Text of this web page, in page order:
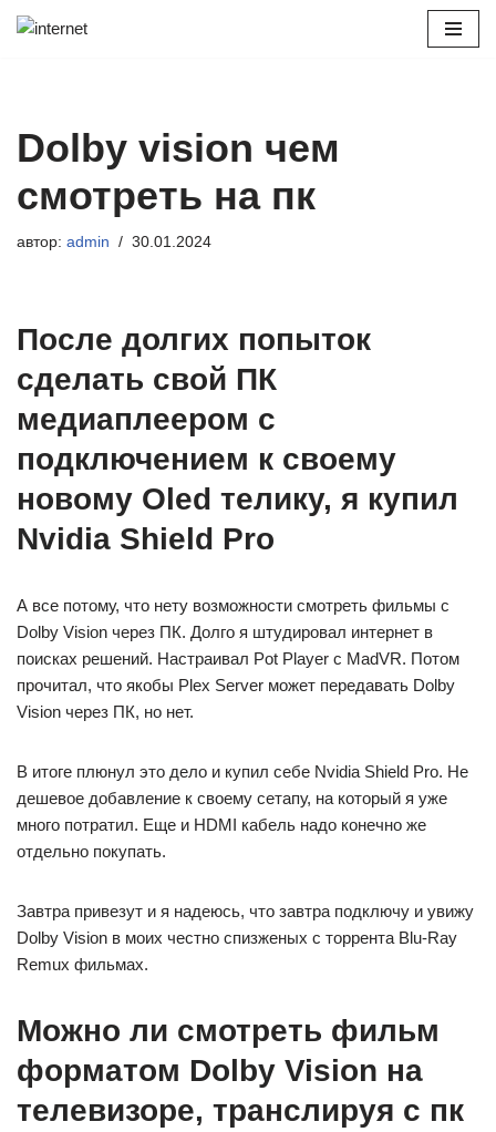
Dolby vision чем
смотреть на пк
автор: admin 30.01.2024
После долгих попыток
сделать свой ПК
медиаплеером с
подключением к своему
новому Oled телику, я купил
Nvidia Shield Pro
А все потому, что нету возможности смотреть фильмы с
Dolby Vision через ПК. Долго я штудировал интернет в
поисках решений. Настраивал Pot Player с MadVR. Потом
прочитал, что якобы Plex Server может передавать Dolby
Vision через ПК, но нет.
В итоге плюнул это дело и купил себе Nvidia Shield Pro. Не
дешевое добавление к своему сетапу, на который я уже
много потратил. Еще и HDMI кабель надо конечно же
отдельно покупать.
Завтра привезут и я надеюсь, что завтра подключу и увижу
Dolby Vision в моих честно спизженых с торрента Blu-Ray
Remux фильмах.
Можно ли смотреть фильм
форматом Dolby Vision на
телевизоре, транслируя с пк